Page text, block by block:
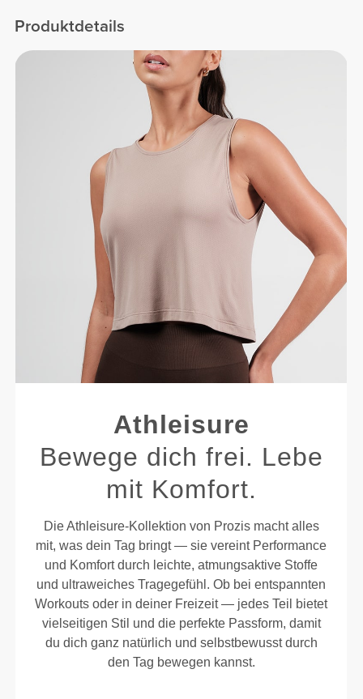
Produktdetails
Athleisure
Bewege dich frei. Lebe
mit Komfort.
Die Athleisure-Kollektion von Prozis macht alles
mit, was dein Tag bringt — sie vereint Performance
und Komfort durch leichte, atmungsaktive Stoffe
und ultraweiches Tragegefühl. Ob bei entspannten
Workouts oder in deiner Freizeit — jedes Teil bietet
vielseitigen Stil und die perfekte Passform, damit
du dich ganz natürlich und selbstbewusst durch
den Tag bewegen kannst.